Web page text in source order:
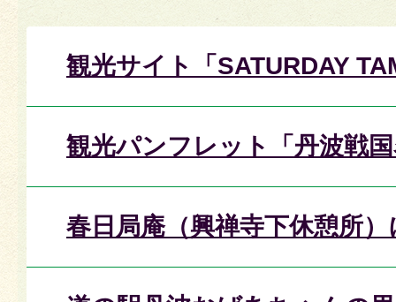
観光サイト「SATURDAY
観光パンフレット「丹波戦
春日局庵（興禅寺下休憩所